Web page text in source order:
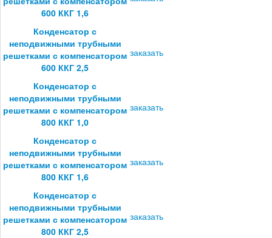
600 ККГ 1,6
Конденсатор с
неподвижными трубными
решетками с компенсатором
600 ККГ 2,5
заказать
Конденсатор с
неподвижными трубными
решетками с компенсатором
800 ККГ 1,0
заказать
Конденсатор с
неподвижными трубными
решетками с компенсатором
800 ККГ 1,6
заказать
Конденсатор с
неподвижными трубными
решетками с компенсатором
800 ККГ 2,5
заказать